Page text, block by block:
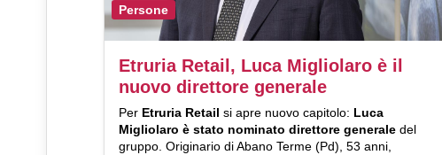
Persone
Etruria Retail, Luca Migliolaro è il
nuovo direttore generale
Per Etruria Retail si apre nuovo capitolo: Luca
Migliolaro è stato nominato direttore generale del
gruppo. Originario di Abano Terme (Pd), 53 anni,